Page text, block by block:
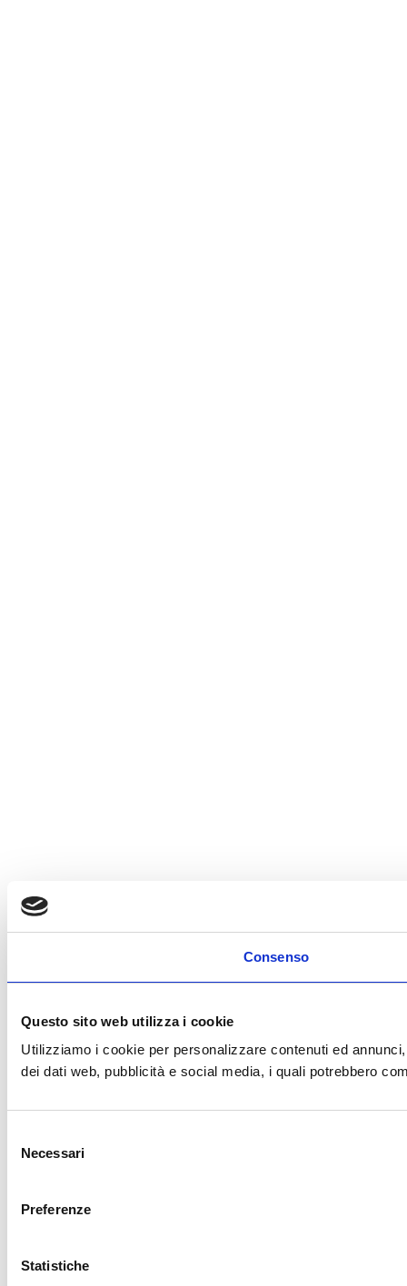
Consenso
Questo sito web utilizza i cookie
Utilizziamo i cookie per personalizzare contenuti ed
dei dati web, pubblicità e social media, i quali potrebbero
delNecessari
Preferenze
Statistiche